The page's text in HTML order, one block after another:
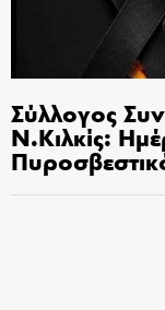
Σύλλογος
Ν.Κιλκίς: